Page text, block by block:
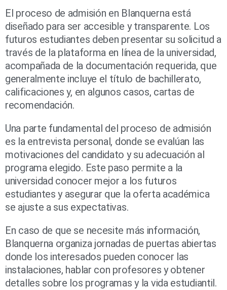
El proceso de admisión en Blanquerna está
diseñado para ser accesible y transparente. Los
futuros estudiantes deben presentar su solicitud a
través de la plataforma en línea de la universidad,
acompañada de la documentación requerida, que
generalmente incluye el título de bachillerato,
calificaciones y, en algunos casos, cartas de
recomendación.
Una parte fundamental del proceso de admisión
es la entrevista personal, donde se evalúan las
motivaciones del candidato y su adecuación al
programa elegido. Este paso permite a la
universidad conocer mejor a los futuros
estudiantes y asegurar que la oferta académica
se ajuste a sus expectativas.
En caso de que se necesite más información,
Blanquerna organiza jornadas de puertas abiertas
donde los interesados pueden conocer las
instalaciones, hablar con profesores y obtener
detalles sobre los programas y la vida estudiantil.